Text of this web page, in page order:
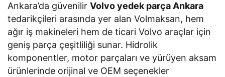
Ankara’da güvenilirVolvo yedek parça Ankara
tedarikçileri arasında yer alan Volmaksan, hem
ağır iş makineleri hem de ticari Volvo araçlar için
geniş parça çeşitliliği sunar. Hidrolik
komponentler, motor parçaları ve yürüyen aksam
ürünlerinde orijinal ve OEM seçenekler